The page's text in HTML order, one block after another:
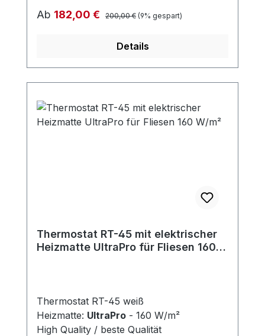
Verkaufspreis:
Ab 182,00 € Regulärer Preis:
200,00 € (9% gespart)
Details
Thermostat RT-45 mit elektrischer
Heizmatte UltraPro für Fliesen 160
Thermostat RT-45 weiß
Heizmatte: UltraPro - 160 W/m²
High Quality / beste Qualität